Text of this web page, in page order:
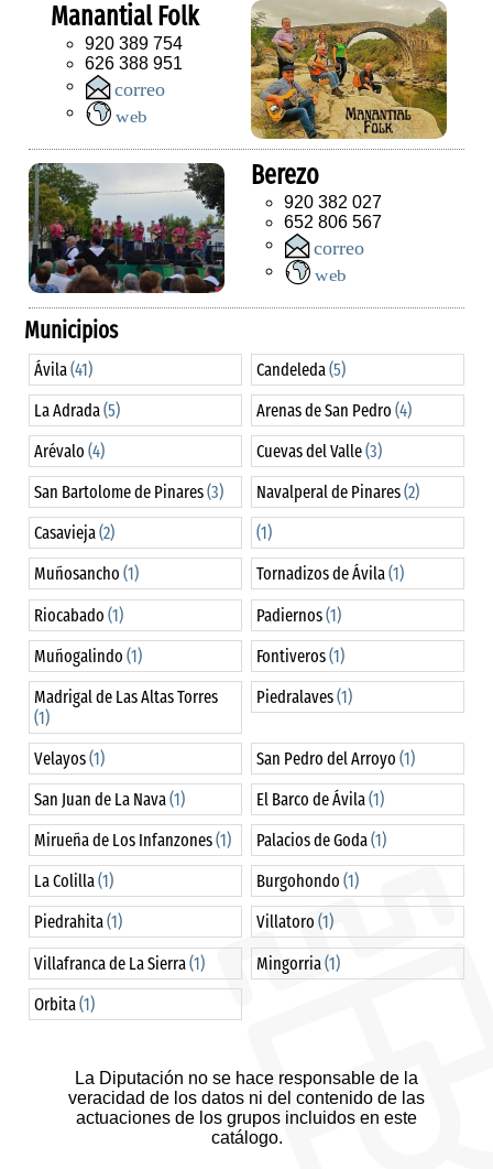
Manantial Folk
920 389 754
626 388 951
Berezo
920 382 027
652 806 567
Municipios
Ávila(41) Candeleda(5)
La Adrada(5) Arenas de San Pedro(4)
Arévalo(4) Cuevas del Valle(3)
San Bartolome de Pinares(3) Navalperal de Pinares(2)
Casavieja(2)
(1)
Muñosancho(1) Tornadizos de Ávila(1)
Riocabado(1) Padiernos(1)
Muñogalindo(1) Fontiveros(1)
Madrigal de Las Altas Torres
(1)
Piedralaves(1)
Velayos(1) San Pedro del Arroyo(1)
San Juan de La Nava(1) El Barco de Ávila(1)
Mirueña de Los Infanzones(1) Palacios de Goda(1)
La Colilla(1) Burgohondo(1)
Piedrahita(1) Villatoro(1)
Villafranca de La Sierra(1) Mingorria(1)
Orbita(1)
La Diputación no se hace responsable de la
veracidad de los datos ni del contenido de las
actuaciones de los grupos incluidos en este
catálogo.